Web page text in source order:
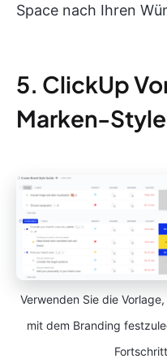
Space nach Ihren
5. ClickUp
Marken-
Verwenden Sie die
mit dem Branding